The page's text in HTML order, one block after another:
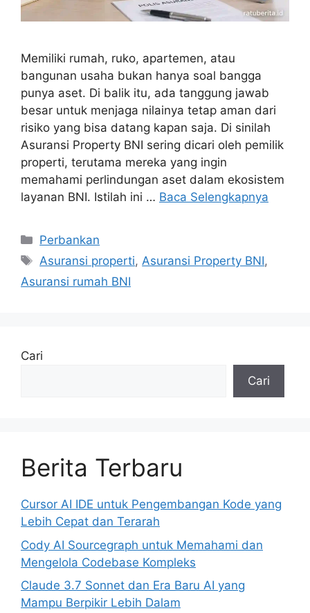
Memiliki rumah, ruko, apartemen, atau
bangunan usaha bukan hanya soal bangga
punya aset. Di balik itu, ada tanggung jawab
besar untuk menjaga nilainya tetap aman dari
risiko yang bisa datang kapan saja. Di sinilah
Asuransi Property BNI sering dicari oleh pemilik
properti, terutama mereka yang ingin
memahami perlindungan aset dalam ekosistem
layanan BNI. Istilah ini … Baca Selengkapnya
Kategori
Perbankan
Tag
Asuransi properti,Asuransi Property BNI,
Asuransi rumah BNI
Cari
Cari
Berita Terbaru
Cursor AI IDE untuk Pengembangan Kode yang
Lebih Cepat dan Terarah
Cody AI Sourcegraph untuk Memahami dan
Mengelola Codebase Kompleks
Claude 3.7 Sonnet dan Era Baru AI yang
Mampu Berpikir Lebih Dalam